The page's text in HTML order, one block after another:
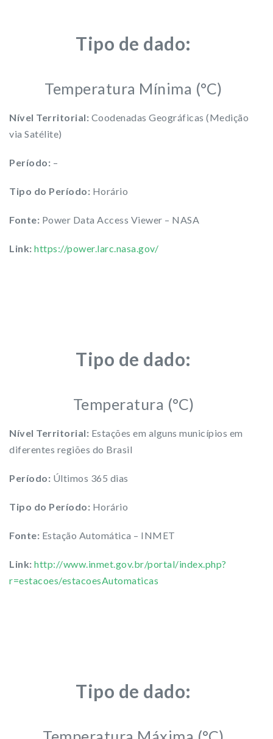
Tipo de dado:
Temperatura Mínima (°C)
Nível Territorial: Coodenadas Geográficas (Medição
via Satélite)
Período: –
Tipo do Período: Horário
Fonte: Power Data Access Viewer – NASA
Link: https://power.larc.nasa.gov/
Tipo de dado:
Temperatura (°C)
Nível Territorial: Estações em alguns municípios em
diferentes regiões do Brasil
Período: Últimos 365 dias
Tipo do Período: Horário
Fonte: Estação Automática – INMET
Link: http://www.inmet.gov.br/portal/index.php?
r=estacoes/estacoesAutomaticas
Tipo de dado: